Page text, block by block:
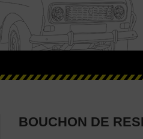
BOUCHON DE